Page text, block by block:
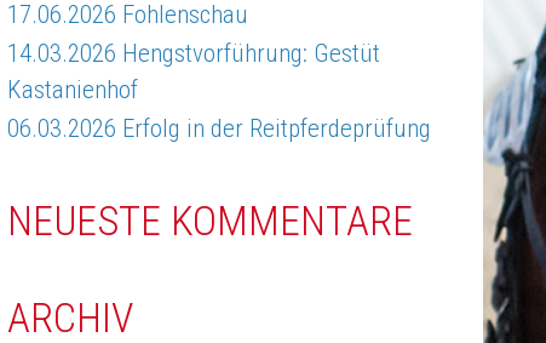
17.06.2026 Fohlenschau
14.03.2026 Hengstvorführung: Gestüt
Kastanienhof
06.03.2026 Erfolg in der Reitpferdeprüfung
NEUESTE KOMMENTARE
ARCHIV